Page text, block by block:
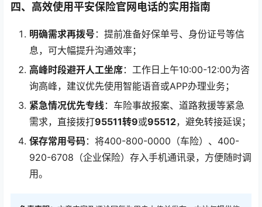
四、高效使用平安保险官网电话的实用指南
明确需求再拨号 ：提前准备好保单号、身份证号等信
息，可大幅提升沟通效率；
高峰时段避开人工坐席：工作日上午10:00-12:00为咨
询高峰，建议优先使用智能语音或APP办理业务；
紧急情况优先专线：车险事故报案、道路救援等紧急
需求，直接拨打95511转9或95512，避免转接延误；
保存常用号码：将400-800-0000（车险）、400-
920-6708（企业保险）存入手机通讯录，方便随时调
用。